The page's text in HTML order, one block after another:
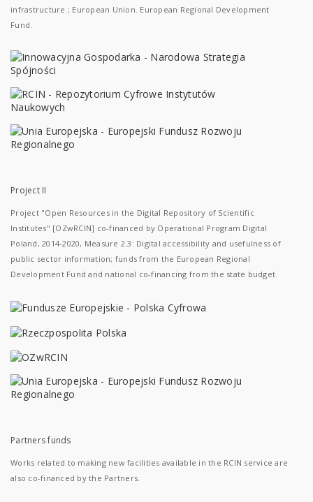
infrastructure ; European Union. European Regional Development
Fund.
Project II
Project "Open Resources in the Digital Repository of Scientific
Institutes" [OZwRCIN] co-financed by Operational Program Digital
Poland, 2014-2020, Measure 2.3: Digital accessibility and usefulness of
public sector information; funds from the European Regional
Development Fund and national co-financing from the state budget.
Partners funds
Works related to making new facilities available in the RCIN service are
also co-financed by the Partners.